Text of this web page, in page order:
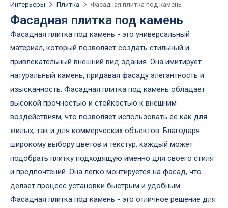
Интерьеры Плитка Фасадная плитка под камень
Фасадная плитка под камень
Фасадная плитка под камень - это универсальный
материал, который позволяет создать стильный и
привлекательный внешний вид здания. Она имитирует
натуральный камень, придавая фасаду элегантность и
изысканность. Фасадная плитка под камень обладает
высокой прочностью и стойкостью к внешним
воздействиям, что позволяет использовать ее как для
жилых, так и для коммерческих объектов. Благодаря
широкому выбору цветов и текстур, каждый может
подобрать плитку подходящую именно для своего стиля
и предпочтений. Она легко монтируется на фасад, что
делает процесс установки быстрым и удобным.
Фасадная плитка под камень - это отличное решение для